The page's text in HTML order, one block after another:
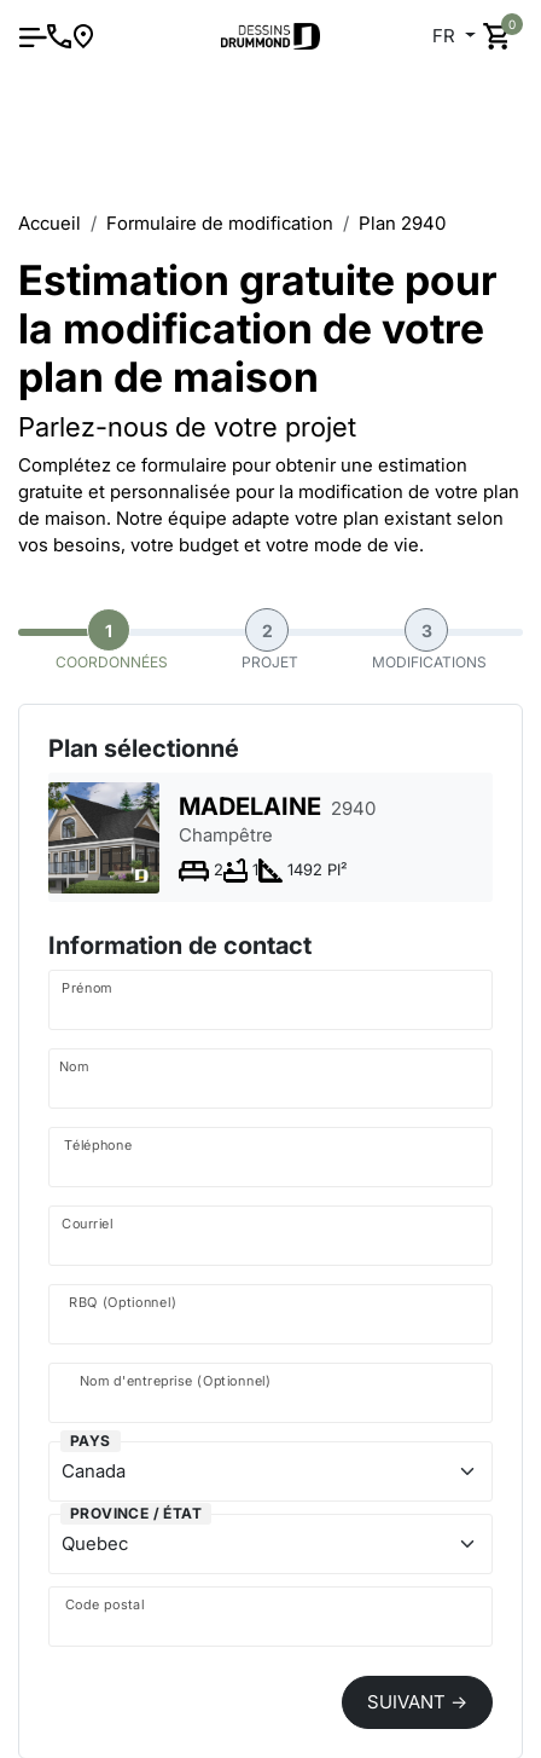
FR
0
Accueil Formulaire de modification Plan 2940
Estimation gratuite pour
la modification de votre
plan de maison
Parlez-nous de votre projet
Complétez ce formulaire pour obtenir une estimation
gratuite et personnalisée pour la modification de votre plan
de maison. Notre équipe adapte votre plan existant selon
vos besoins, votre budget et votre mode de vie.
1
COORDONNÉES
2
PROJET
3
MODIFICATIONS
Plan sélectionné
MADELAINE 2940
Champêtre
2 1 1492 PI²
Information de contact
Prénom
Nom
Téléphone
Courriel
RBQ (Optionnel)
Nom d'entreprise (Optionnel)
PAYS
PROVINCE / ÉTAT
Code postal
SUIVANT →